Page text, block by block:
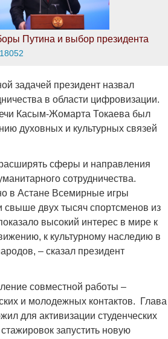
Путина и выбор президента
18052
задачей президент назвал
в области цифровизации.
Касым-Жомарта Токаева был
духовных и культурных связей
сферы и направления
сотрудничества.
в Астане Всемирные игры
свыше двух тысяч спортсменов из
высокий интерес в мире к
к культурному наследию в
– сказал президент
совместной работы –
и молодежных контактов. Глава
для активизации студенческих
запустить новую